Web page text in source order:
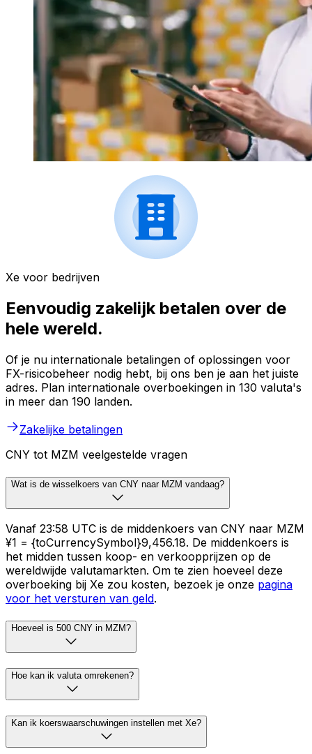
Xe voor bedrijven
Eenvoudig zakelijk betalen over de
hele wereld.
Of je nu internationale betalingen of oplossingen voor
FX-risicobeheer nodig hebt, bij ons ben je aan het juiste
adres. Plan internationale overboekingen in 130 valuta's
in meer dan 190 landen.
Zakelijke betalingen
CNY tot MZM veelgestelde vragen
Wat is de wisselkoers van CNY naar MZM vandaag?
Vanaf 23:58 UTC is de middenkoers van CNY naar MZM
¥1 = {toCurrencySymbol}9,456.18. De middenkoers is
het midden tussen koop- en verkoopprijzen op de
wereldwijde valutamarkten. Om te zien hoeveel deze
overboeking bij Xe zou kosten, bezoek je onze pagina
voor het versturen van geld.
Hoeveel is 500 CNY in MZM?
Hoe kan ik valuta omrekenen?
Kan ik koerswaarschuwingen instellen met Xe?